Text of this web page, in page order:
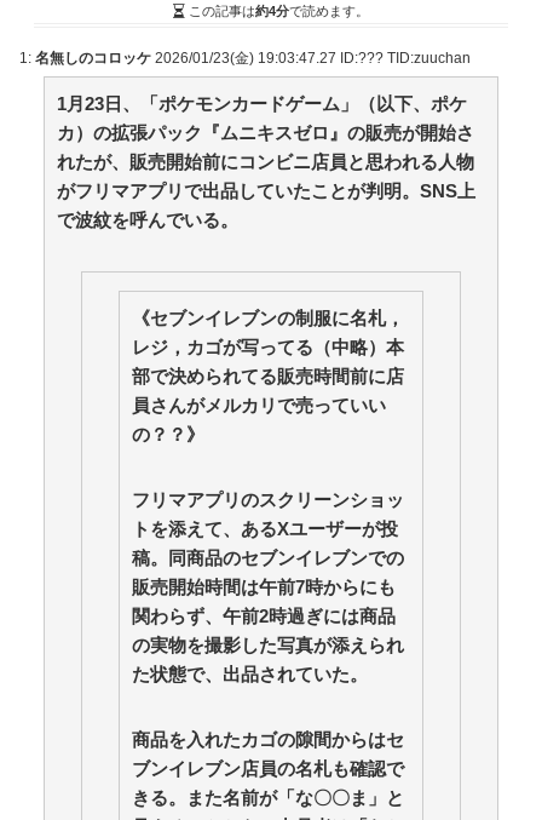
ン！！！！！！！！！！！！！ / 2chまとめアンテナ！
野球も学問も妥協なし！佐々木麟太郎が目指す学位取
得とトップアスリートとしての新たな生き方 / 2chまと
めアンテナ！
NEW!
36歳の彼女と結婚したいのに、家族が猛反対。家族か
ら信じられない言葉が飛び出した… 他 / 2chnaviヘッド
ライン (12/24 07:00)
Powered by livedoor 相互RSS
分かり合えているはずの夫が、一番遠い
【産経新聞】 中共の海警局と海軍の船が衝突2人死
亡 南シナ海でフィリピン船を追跡中、公表までに1年 /
5chまとめMAP(総合)
NEW! (8/7 18:15)
欧州「日本だけ反則だろ…」 世界の『日本びいき』に
ヨーロッパ全土から不満の声 / anaguro - 総合
日新聞がブチギレｗｗｗｗｗ / anaguro - 総合
【画像】村重杏奈さん、実は乳首が出てたことを公言
してしまうｗｗｗｗｗｗ / anaguro - 総合 NEW!
【画像】今のクソガキ共、これを見たこと無くて渡さ
れたらパニクるらしいｗｗｗｗｗｗｗｗｗｗｗｗｗ /
5chまとめMAP(総合) NEW! (8/7 17:27)
【芸能】ココリコ遠藤の自宅、猛暑で全館空調故障…
新品交換費300万円…高額費用に「高すぎる」 / 5chまと
【相談】早めに予約した通路側の席に、見知らぬ母子
が。車掌の呼びかけにも「目を閉じて無視」して居座ら
れました。無理やり奪われた席は、結局“やったもん勝
ち”になってしまうのでしょうか？ / 5chまとめMAP(総
この記事は約4分で読めます。
1: 名無しのコロッケ 2026/01/23(金) 19:03:47.27 ID:??? TID:zuuchan
1月23日、「ポケモンカードゲーム」（以下、ポケ
カ）の拡張パック『ムニキスゼロ』の販売が開始さ
れたが、販売開始前にコンビニ店員と思われる人物
がフリマアプリで出品していたことが判明。SNS上
で波紋を呼んでいる。
《セブンイレブンの制服に名札，
レジ，カゴが写ってる（中略）本
部で決められてる販売時間前に店
員さんがメルカリで売っていい
の？？》
フリマアプリのスクリーンショッ
トを添えて、あるXユーザーが投
稿。同商品のセブンイレブンでの
販売開始時間は午前7時からにも
関わらず、午前2時過ぎには商品
の実物を撮影した写真が添えられ
た状態で、出品されていた。
商品を入れたカゴの隙間からはセ
ブンイレブン店員の名札も確認で
きる。また名前が「な〇〇ま」と